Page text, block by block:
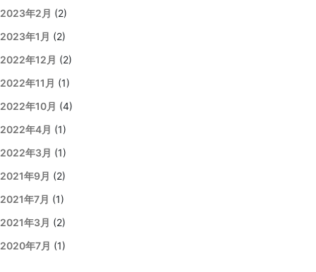
2023年2月 (2)
2023年1月 (2)
2022年12月 (2)
2022年11月 (1)
2022年10月 (4)
2022年4月 (1)
2022年3月 (1)
2021年9月 (2)
2021年7月 (1)
2021年3月 (2)
2020年7月 (1)